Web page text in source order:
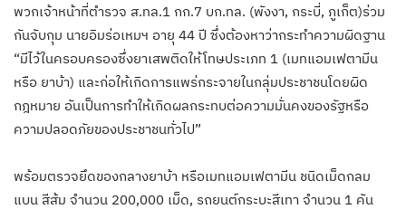
พวกเจ้าหน้าที่ตำรวจ ส.ทล.1 กก.7 บก.ทล. (พังงา, กระบี่, ภูเก็ต)ร่วม
กันจับกุม นายอิมร่อเหมฯ อายุ 44 ปี ซึ่งต้องหาว่ากระทำความผิดฐาน
“มีไว้ในครอบครองซึ่งยาเสพติดให้โทษประเภท 1 (เมทแอมเฟตามีน
หรือ ยาบ้า) และก่อให้เกิดการแพร่กระจายในกลุ่มประชาชนโดยผิด
กฎหมาย อันเป็นการทำให้เกิดผลกระทบต่อความมั่นคงของรัฐหรือ
ความปลอดภัยของประชาชนทั่วไป”
พร้อมตรวจยึดของกลางยาบ้า หรือเมทแอมเฟตามีน ชนิดเม็ดกลม
แบน สีส้ม จำนวน 200,000 เม็ด, รถยนต์กระบะสีเทา จำนวน 1 คัน